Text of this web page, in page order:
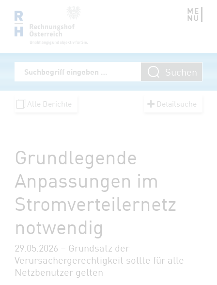
Zum Inhalt springen
Volltextsuche
Suchbegriff eingeben
Suchen
Alle Berichte Detailsuche
Grundlegende
Anpassungen im
Stromverteilernetz
notwendig
29.05.2026 – Grundsatz der
Verursachergerechtigkeit sollte für alle
Netzbenutzer gelten